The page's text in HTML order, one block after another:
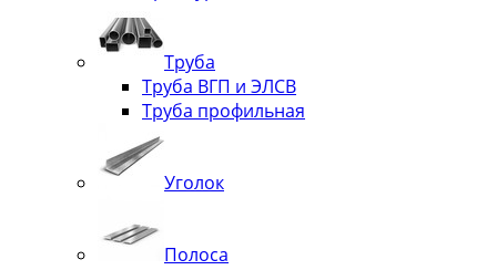
Труба
Труба ВГП и ЭЛСВ
Труба профильная
Уголок
Полоса